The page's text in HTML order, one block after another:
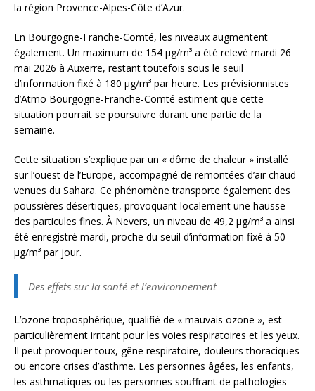
la région Provence-Alpes-Côte d’Azur.
En Bourgogne-Franche-Comté, les niveaux augmentent
également. Un maximum de 154 µg/m³ a été relevé mardi 26
mai 2026 à Auxerre, restant toutefois sous le seuil
d’information fixé à 180 µg/m³ par heure. Les prévisionnistes
d’Atmo Bourgogne-Franche-Comté estiment que cette
situation pourrait se poursuivre durant une partie de la
semaine.
Cette situation s’explique par un « dôme de chaleur » installé
sur l’ouest de l’Europe, accompagné de remontées d’air chaud
venues du Sahara. Ce phénomène transporte également des
poussières désertiques, provoquant localement une hausse
des particules fines. À Nevers, un niveau de 49,2 µg/m³ a ainsi
été enregistré mardi, proche du seuil d’information fixé à 50
µg/m³ par jour.
Des effets sur la santé et l’environnement
L’ozone troposphérique, qualifié de « mauvais ozone », est
particulièrement irritant pour les voies respiratoires et les yeux.
Il peut provoquer toux, gêne respiratoire, douleurs thoraciques
ou encore crises d’asthme. Les personnes âgées, les enfants,
les asthmatiques ou les personnes souffrant de pathologies